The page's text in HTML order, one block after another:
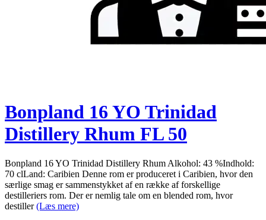
Bonpland 16 YO Trinidad
Distillery Rhum FL 50
Bonpland 16 YO Trinidad Distillery Rhum Alkohol: 43 %Indhold:
70 clLand: Caribien Denne rom er produceret i Caribien, hvor den
særlige smag er sammenstykket af en række af forskellige
destilleriers rom. Der er nemlig tale om en blended rom, hvor
destiller(Læs mere)